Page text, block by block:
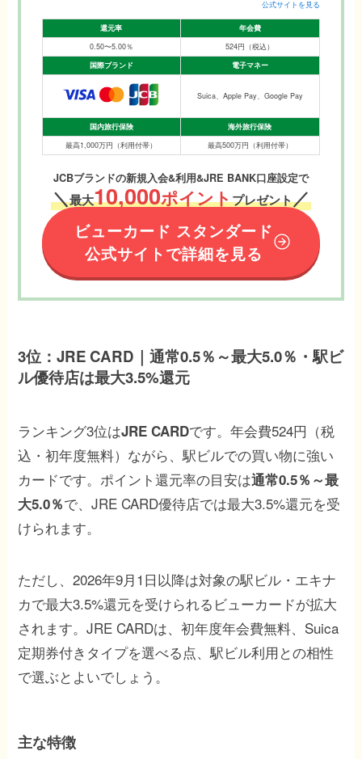
公式サイトを見る
還元率
年会費
0.50〜5.00％
524円（税込）
国際ブランド
電子マネー
Suica、Apple Pay、Google Pay
国内旅行保険
海外旅行保険
最高1,000万円（利用付帯）
最高500万円（利用付帯）
JCBブランドの新規入会&利用&JRE BANK口座設定で
＼最大10,000ポイントプレゼント／
ビューカード スタンダード
公式サイトで詳細を見る
3位：JRE CARD｜通常0.5％～最大5.0％・駅ビ
ル優待店は最大3.5%還元
ランキング3位はJRE CARDです。年会費524円（税
込・初年度無料）ながら、駅ビルでの買い物に強い
カードです。ポイント還元率の目安は通常0.5％～最
大5.0％で、JRE CARD優待店では最大3.5%還元を受
けられます。
ただし、2026年9月1日以降は対象の駅ビル・エキナ
カで最大3.5%還元を受けられるビューカードが拡大
されます。JRE CARDは、初年度年会費無料、Suica
定期券付きタイプを選べる点、駅ビル利用との相性
で選ぶとよいでしょう。
主な特徴